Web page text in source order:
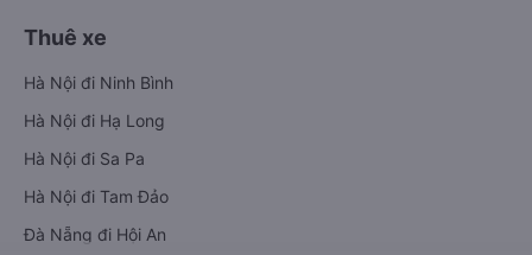
Thuê xe
Hà Nội đi Ninh Bình
Hà Nội đi Hạ Long
Hà Nội đi Sa Pa
Hà Nội đi Tam Đảo
Đà Nẵng đi Hội An